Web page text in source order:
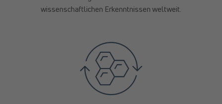
wissenschaftlichen Erkenntnissen weltweit.